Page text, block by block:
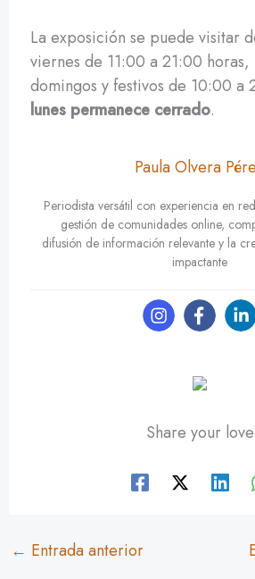
La exposición se puede visitar
viernes de 11:00 a 21:00 horas,
domingos y festivos de 10:00 a
lunes permanece cerrado.
Paula Olvera
Periodista versátil con experiencia en
gestión de comunidades online,
difusión de información relevante y la
impactante
Share your love
← Entrada anterior